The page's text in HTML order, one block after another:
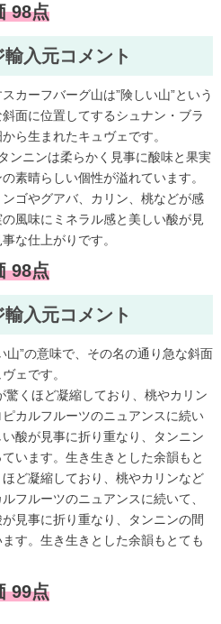
98点
入元コメント
カーフバーグ山は”険しい山”という
面に位置してするシュナン・ブラ
ら生まれたキュヴェです。
ンニンは柔らかく見事に酸味と果実
素晴らしい個性が溢れています。
ゴやグアバ、カリン、桃などが感
風味にミネラル感と美しい酸が見
な仕上がりです。
98点
入元コメント
山”の意味で、その名の通り急な斜面
ェです。
くほど凝縮しており、桃やカリン
カルフルーツのニュアンスに続い
酸が見事に折り重なり、タンニン
います。生き生きとした余韻もと
ど凝縮しており、桃やカリンなど
フルーツのニュアンスに続いて、
見事に折り重なり、タンニンの間
す。生き生きとした余韻もとても
99点